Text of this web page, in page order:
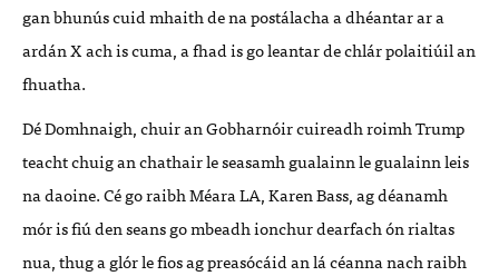
gan bhunús cuid mhaith de na postálacha a dhéantar ar a
ardán X ach is cuma, a fhad is go leantar de chlár polaitiúil an
fhuatha.
Dé Domhnaigh, chuir an Gobharnóir cuireadh roimh Trump
teacht chuig an chathair le seasamh gualainn le gualainn leis
na daoine. Cé go raibh Méara LA, Karen Bass, ag déanamh
mór is fiú den seans go mbeadh ionchur dearfach ón rialtas
nua, thug a glór le fios ag preasócáid an lá céanna nach raibh